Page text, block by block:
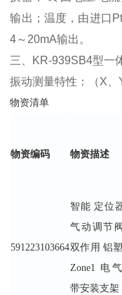
输出；温度，由进口
4～20mA输出。
三、KR-939SB4型一
振动测量特性：（X、
物资清单
物资编码 物资描述
591223103664
智能 定位
气动调节
双作用 铝
Zone1 电
带安装支架